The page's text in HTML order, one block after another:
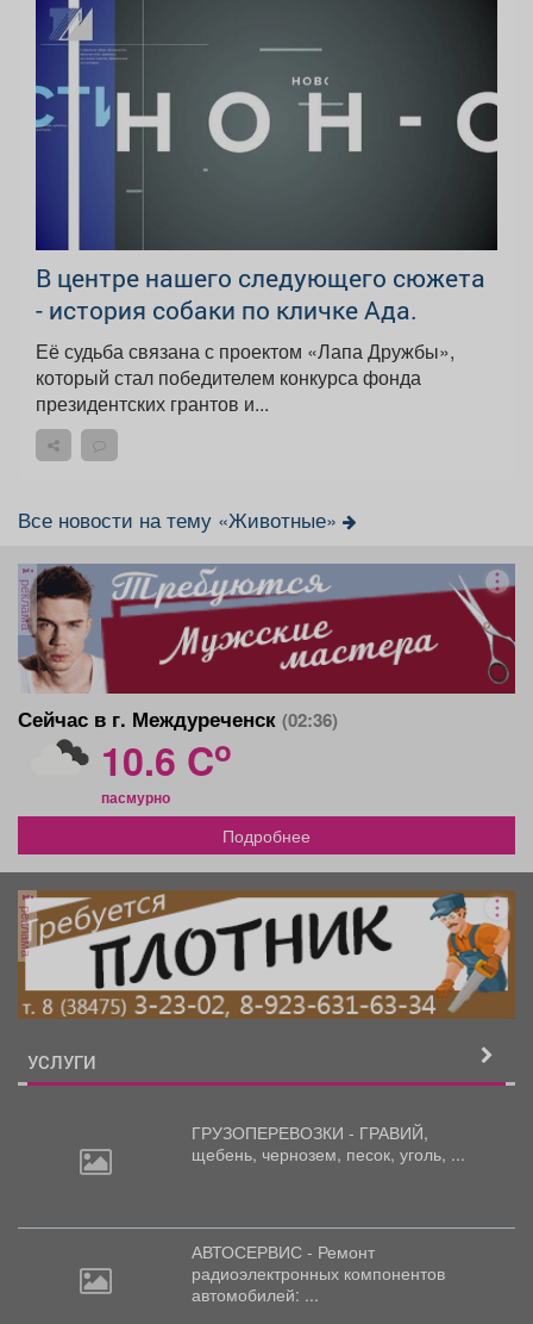
В центре нашего следующего сюжета
- история собаки по кличке Ада.
Её судьба связана с проектом «Лапа Дружбы»,
который стал победителем конкурса фонда
президентских грантов и...
Все новости на тему «Животные»
реклама
Сейчас в г. Междуреченск (02:36)
10.6 Co
пасмурно
Подробнее
реклама
УСЛУГИ
ГРУЗОПЕРЕВОЗКИ - ГРАВИЙ,
щебень, чернозем, песок, уголь, ...
АВТОСЕРВИС - Ремонт
радиоэлектронных компонентов
автомобилей: ...